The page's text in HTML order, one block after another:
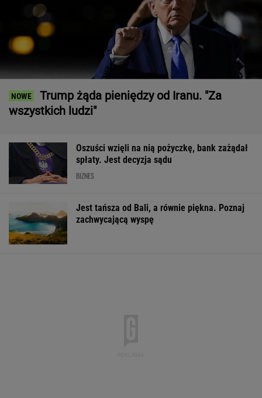
Trump żąda pieniędzy od Iranu. "Za
wszystkich ludzi"
Oszuści wzięli na nią pożyczkę, bank zażądał
spłaty. Jest decyzja sądu
BIZNES
Jest tańsza od Bali, a równie piękna. Poznaj
zachwycającą wyspę